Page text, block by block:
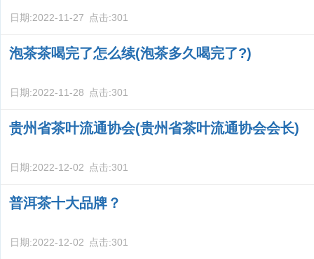
日期:2022-11-27 点击:301
泡茶茶喝完了怎么续(泡茶多久喝完了?)
日期:2022-11-28 点击:301
贵州省茶叶流通协会(贵州省茶叶流通协会会长)
日期:2022-12-02 点击:301
普洱茶十大品牌？
日期:2022-12-02 点击:301